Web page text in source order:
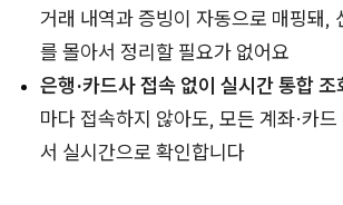
거래 내역과 증빙이 자동으로 매핑돼,
를 몰아서 정리할 필요가 없어요
은행·카드사 접속 없이 실시간 통합 조
마다 접속하지 않아도, 모든 계좌·카
서 실시간으로 확인합니다